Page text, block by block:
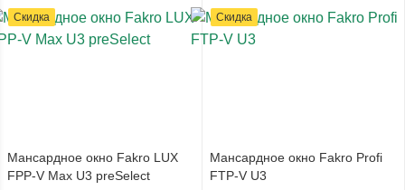
Скидка
Мансардное окно Fakro LUX
FPP-V Max U3 preSelect
Скидка
Мансардное окно Fakro Profi
FTP-V U3